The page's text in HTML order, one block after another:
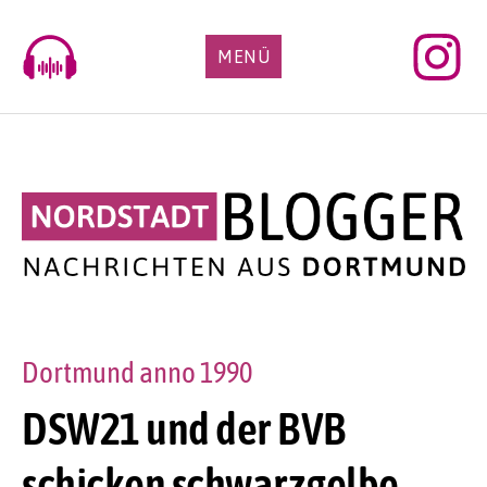
content
MENÜ
DSW21 und der BVB
Dortmund anno 1990